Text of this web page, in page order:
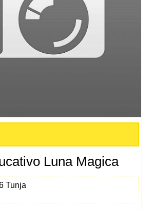
Luna Magica
Tunja